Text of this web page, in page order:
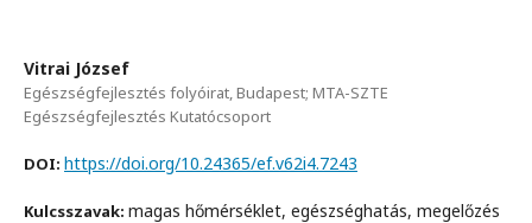
Vitrai József
Egészségfejlesztés folyóirat, Budapest; MTA-SZTE
Egészségfejlesztés Kutatócsoport
DOI: https://doi.org/10.24365/ef.v62i4.7243
Kulcsszavak: magas hőmérséklet, egészséghatás, megelőzés